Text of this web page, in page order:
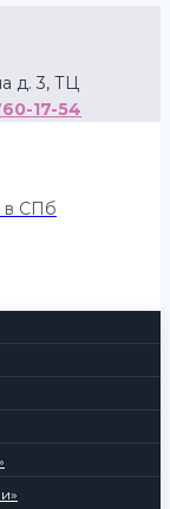
д. 3, ТЦ
17-54
в СПб